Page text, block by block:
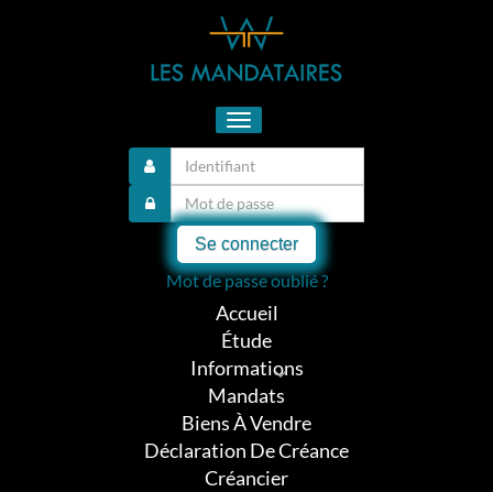
Toggle
navigation
Se connecter
Mot de passe oublié ?
Accueil
Étude
Informations
Mandats
Biens À Vendre
Déclaration De Créance
Créancier